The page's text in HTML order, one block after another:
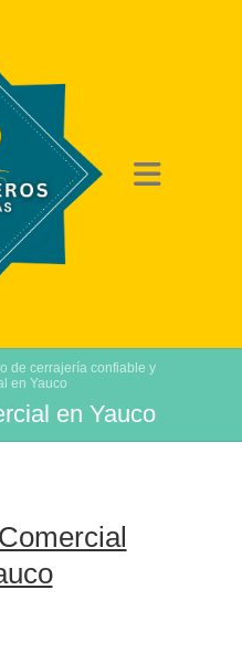
de cerrajería confiable y
en Yauco
en Yauco